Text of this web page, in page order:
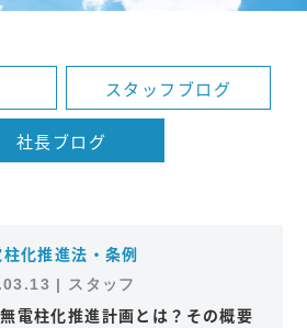
スタッフブログ
社長ブログ
化推進法・条例
| スタッフ
電柱化推進計画とは？その概要